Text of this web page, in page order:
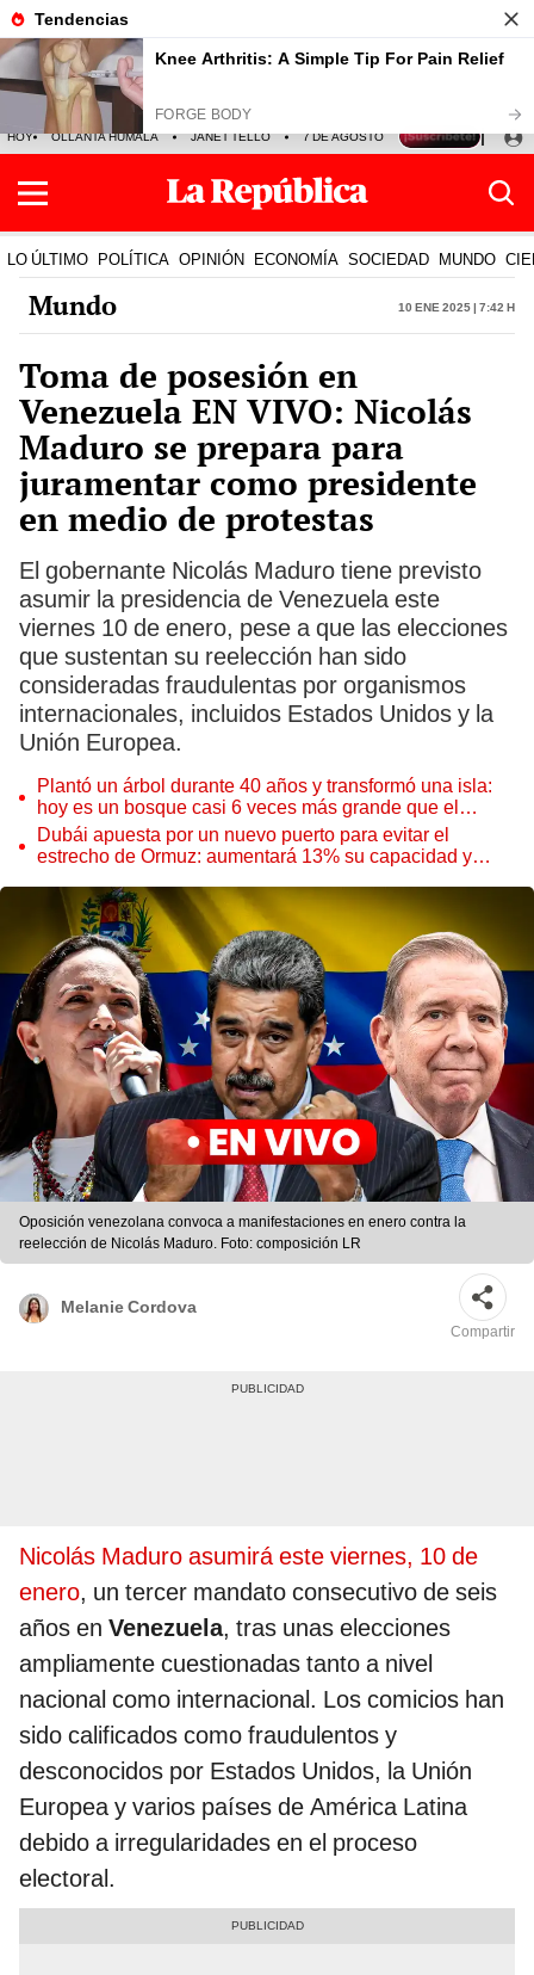
HOY OLLANTA HUMALA JANET TELLO 7 DE AGOSTO TINKA RESULTADOS
LO ÚLTIMO POLÍTICA OPINIÓN ECONOMÍA SOCIEDAD MUNDO
Mundo 10 Ene 2025 | 7:42 h
Toma de posesión en
Venezuela EN VIVO: Nicolás
Maduro se prepara para
juramentar como presidente
en medio de protestas
El gobernante Nicolás Maduro tiene previsto
asumir la presidencia de Venezuela este
viernes 10 de enero, pese a que las elecciones
que sustentan su reelección han sido
consideradas fraudulentas por organismos
internacionales, incluidos Estados Unidos y la
Unión Europea.
Plantó un árbol durante 40 años y transformó una isla:
hoy es un bosque casi 6 veces más grande que el
Parque de las Leyendas
Dubái apuesta por un nuevo puerto para evitar el
estrecho de Ormuz: aumentará 13% su capacidad y
Oposición venezolana convoca a manifestaciones en enero contra la
reelección de Nicolás Maduro. Foto: composición LR
Melanie Cordova
Compartir
Nicolás Maduro asumirá este viernes, 10 de
enero, un tercer mandato consecutivo de seis
años en Venezuela, tras unas elecciones
ampliamente cuestionadas tanto a nivel
nacional como internacional. Los comicios han
sido calificados como fraudulentos y
desconocidos por Estados Unidos, la Unión
Europea y varios países de América Latina
debido a irregularidades en el proceso
electoral.